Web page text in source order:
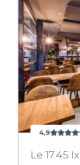
4,9
Le 17.45